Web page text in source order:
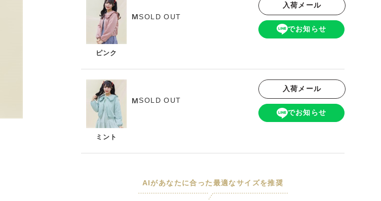
ピンク
MSOLD OUT
入荷メール
でお知らせ
ミント
MSOLD OUT
入荷メール
でお知らせ
AIがあなたに合った最適なサイズを推奨